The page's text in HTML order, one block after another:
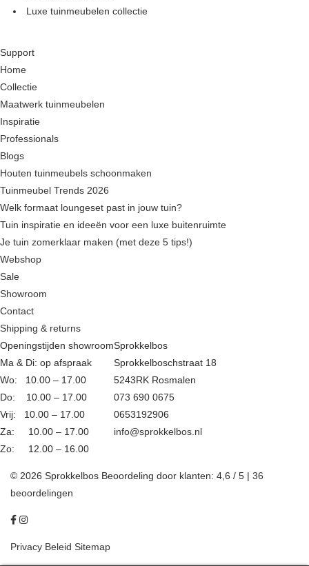
Luxe tuinmeubelen collectie
Support
Home
Collectie
Maatwerk tuinmeubelen
Inspiratie
Professionals
Blogs
Houten tuinmeubels schoonmaken
Tuinmeubel Trends 2026
Welk formaat loungeset past in jouw tuin?
Tuin inspiratie en ideeën voor een luxe buitenruimte
Je tuin zomerklaar maken (met deze 5 tips!)
Webshop
Sale
Showroom
Contact
Shipping & returns
Openingstijden showroom
Ma & Di: op afspraak
Wo: 10.00 – 17.00
Do: 10.00 – 17.00
Vrij: 10.00 – 17.00
Za: 10.00 – 17.00
Zo: 12.00 – 16.00
Sprokkelbos
Sprokkelboschstraat 18
5243RK Rosmalen
073 690 0675
0653192906
info@sprokkelbos.nl
© 2026 Sprokkelbos Beoordeling door klanten: 4,6 / 5 | 36
beoordelingen
Privacy Beleid Sitemap